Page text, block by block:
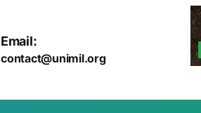
Email:
contact@unimil.org